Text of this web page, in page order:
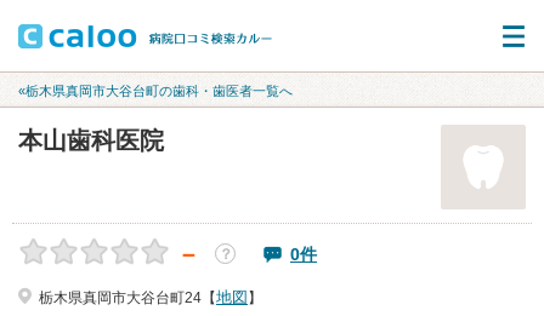
«栃木県真岡市大谷台町の歯科・歯医者一覧へ
本山歯科医院
－ ？ 0件
栃木県真岡市大谷台町24【地図 】